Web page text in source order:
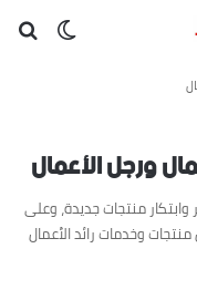
منتجات جديدة، وعلى
وخدمات رائد الأعمال